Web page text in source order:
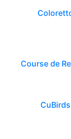
Course de
CuBirds